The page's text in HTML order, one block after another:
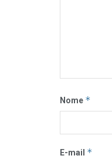
Nome *
E-mail *